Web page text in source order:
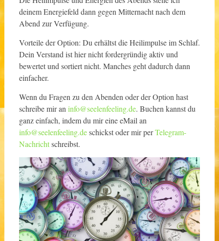
deinem Energiefeld dann gegen Mitternacht nach dem
Abend zur Verfügung.
Vorteile der Option: Du erhältst die Heilimpulse im Schlaf.
Dein Verstand ist hier nicht fordergründig aktiv und
bewertet und sortiert nicht. Manches geht dadurch dann
einfacher.
Wenn du Fragen zu den Abenden oder der Option hast
schreibe mir an info@seelenfeeling.de. Buchen kannst du
ganz einfach, indem du mir eine eMail an
info@seelenfeeling.deschickst oder mir perTelegram-
Nachrichtschreibst.